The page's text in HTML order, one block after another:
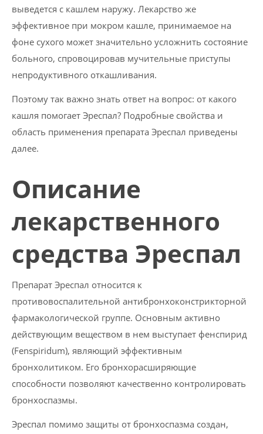
выведется с кашлем наружу. Лекарство же
эффективное при мокром кашле, принимаемое на
фоне сухого может значительно усложнить состояние
больного, спровоцировав мучительные приступы
непродуктивного откашливания.
Поэтому так важно знать ответ на вопрос: от какого
кашля помогает Эреспал? Подробные свойства и
область применения препарата Эреспал приведены
далее.
Описание
лекарственного
средства Эреспал
Препарат Эреспал относится к
противовоспалительной антибронхоконстрикторной
фармакологической группе. Основным активно
действующим веществом в нем выступает фенспирид
(Fenspiridum), являющий эффективным
бронхолитиком. Его бронхорасширяющие
способности позволяют качественно контролировать
бронхоспазмы.
Эреспал помимо защиты от бронхоспазма создан,